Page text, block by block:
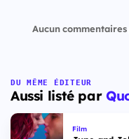
Aucun
DU MÊME ÉDITEUR
Aussi listé par
Film